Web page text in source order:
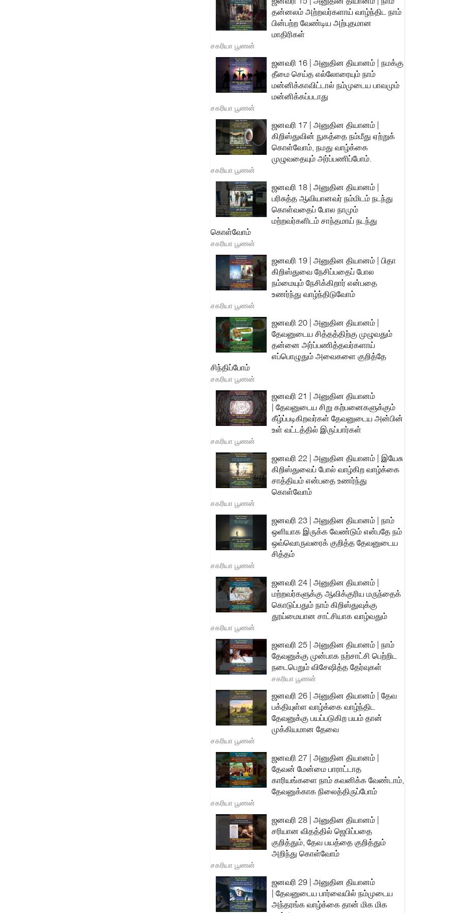
தன்னலம் அற்றவர்களாய் வாழ்ந்திட நாம்
பின்பற்ற வேண்டிய அற்புதமான
மாதிரிகள்
சகரியா பூணன்
ஜனவரி 16 | அனுதின தியானம் | நமக்கு
தீமை செய்த எல்லோரையும் நாம்
மன்னிக்காவிட்டால் நம்முடைய பாவமும்
மன்னிக்கப்படாது
சகரியா பூணன்
ஜனவரி 17 | அனுதின தியானம் |
கிறிஸ்துவின் நுகத்தை நம்மீது ஏற்றுக்
கொள்வோம், நமது வாழ்க்கை
முழுவதையும் அர்ப்பணிப்போம்.
சகரியா பூணன்
ஜனவரி 18 | அனுதின தியானம் |
பரிசுத்த ஆவியானவர் நம்மிடம் நடந்து
கொள்வதைப் போல நாமும்
மற்றவர்களிடம் சாந்தமாய் நடந்து
கொள்வோம்
சகரியா பூணன்
ஜனவரி 19 | அனுதின தியானம் | பிதா
கிறிஸ்துவை நேசிப்பதைப் போல
நம்மையும் நேசிக்கிறார் என்பதை
உணர்ந்து வாழ்ந்திடுவோம்
சகரியா பூணன்
ஜனவரி 20 | அனுதின தியானம் |
தேவனுடைய சித்தத்திற்கு முழுவதும்
தன்னை அர்ப்பணித்தவர்களாய்
எப்பொழுதும் அவைகளை குறித்தே
சிந்திப்போம்
சகரியா பூணன்
ஜனவரி 21 | அனுதின தியானம்
| தேவனுடைய சிறு கற்பனைகளுக்கும்
கீழ்ப்படிகிறவர்கள் தேவனுடைய அன்பின்
உள் வட்டத்தில் இருப்பார்கள்
சகரியா பூணன்
ஜனவரி 22 | அனுதின தியானம் | இயேசு
கிறிஸ்துவைப் போல் வாழ்கிற வாழ்க்கை
சாத்தியம் என்பதை உணர்ந்து
கொள்வோம்
சகரியா பூணன்
ஜனவரி 23 | அனுதின தியானம் | நாம்
ஒளியாக இருக்க வேண்டும் என்பதே நம்
ஒவ்வொருவரைக் குறித்த தேவனுடைய
சித்தம்
சகரியா பூணன்
ஜனவரி 24 | அனுதின தியானம் |
மற்றவர்களுக்கு ஆவிக்குரிய மருந்தைக்
கொடுப்பதும் நாம் கிறிஸ்துவுக்கு
தூய்மையான சாட்சியாக வாழ்வதும்
சகரியா பூணன்
ஜனவரி 25 | அனுதின தியானம் | நாம்
தேவனுக்கு முன்பாக நற்சாட்சி பெற்றிட
நடைபெறும் விசேஷித்த தேர்வுகள்
சகரியா பூணன்
ஜனவரி 26 | அனுதின தியானம் | தேவ
பக்தியுள்ள வாழ்க்கை வாழ்ந்திட
தேவனுக்கு பயப்படுகிற பயம் தான்
முக்கியமான தேவை
சகரியா பூணன்
ஜனவரி 27 | அனுதின தியானம் |
தேவன் மேன்மை பாராட்டாத
காரியங்களை நாம் கவனிக்க வேண்டாம்,
தேவனுக்காக நிலைத்திருப்போம்
சகரியா பூணன்
ஜனவரி 28 | அனுதின தியானம் |
சரியான விதத்தில் ஜெபிப்பதை
குறித்தும், தேவ பயத்தை குறித்தும்
அறிந்து கொள்வோம்
சகரியா பூணன்
ஜனவரி 29 | அனுதின தியானம்
| தேவனுடைய பார்வையில் நம்முடைய
அந்தரங்க வாழ்க்கை தான் மிக மிக